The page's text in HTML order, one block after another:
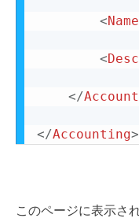
<Name
<
</
</Accounting>
このページに表示さ